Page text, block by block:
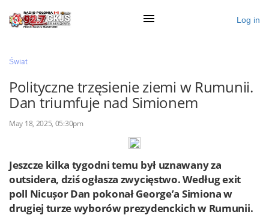
Ogłoś się
Działy
Zaloguj przez Clascal
×
Log in
Świat
Polityczne trzęsienie ziemi w Rumunii.
Dan triumfuje nad Simionem
May 18, 2025, 05:30pm
Jeszcze kilka tygodni temu był uznawany za
outsidera, dziś ogłasza zwycięstwo. Według exit
poll Nicușor Dan pokonał George’a Simiona w
drugiej turze wyborów prezydenckich w Rumunii.